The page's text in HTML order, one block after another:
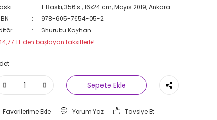
1. Baskı, 356 s., 16x24 cm, Mayıs 2019, Ankara
978-605-7654-05-2
Shurubu Kayhan
TL den başlayan taksitlerle!
Sepete Ekle
Yorum Yaz
Tavsiye Et